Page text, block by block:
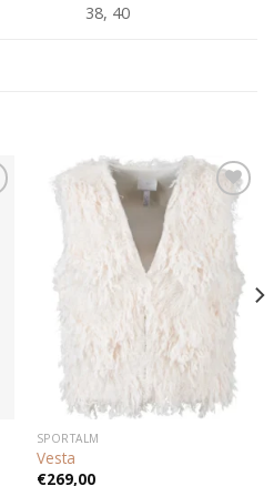
38, 40
Add to
wishlist
SPORTALM
Vesta
€269,00